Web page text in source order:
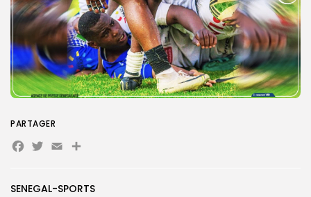
for:
SENEGAL-SPORTS
PARTAGER
Facebook
Twitter
EmailPartager